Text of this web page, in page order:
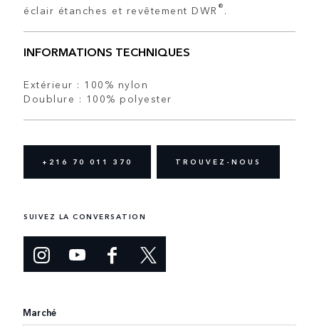
éclair étanches et revêtement DWR ®.
INFORMATIONS TECHNIQUES
Extérieur : 100% nylon
Doublure : 100% polyester
+216 70 011 370 TROUVEZ-NOUS
SUIVEZ LA CONVERSATION
Marché